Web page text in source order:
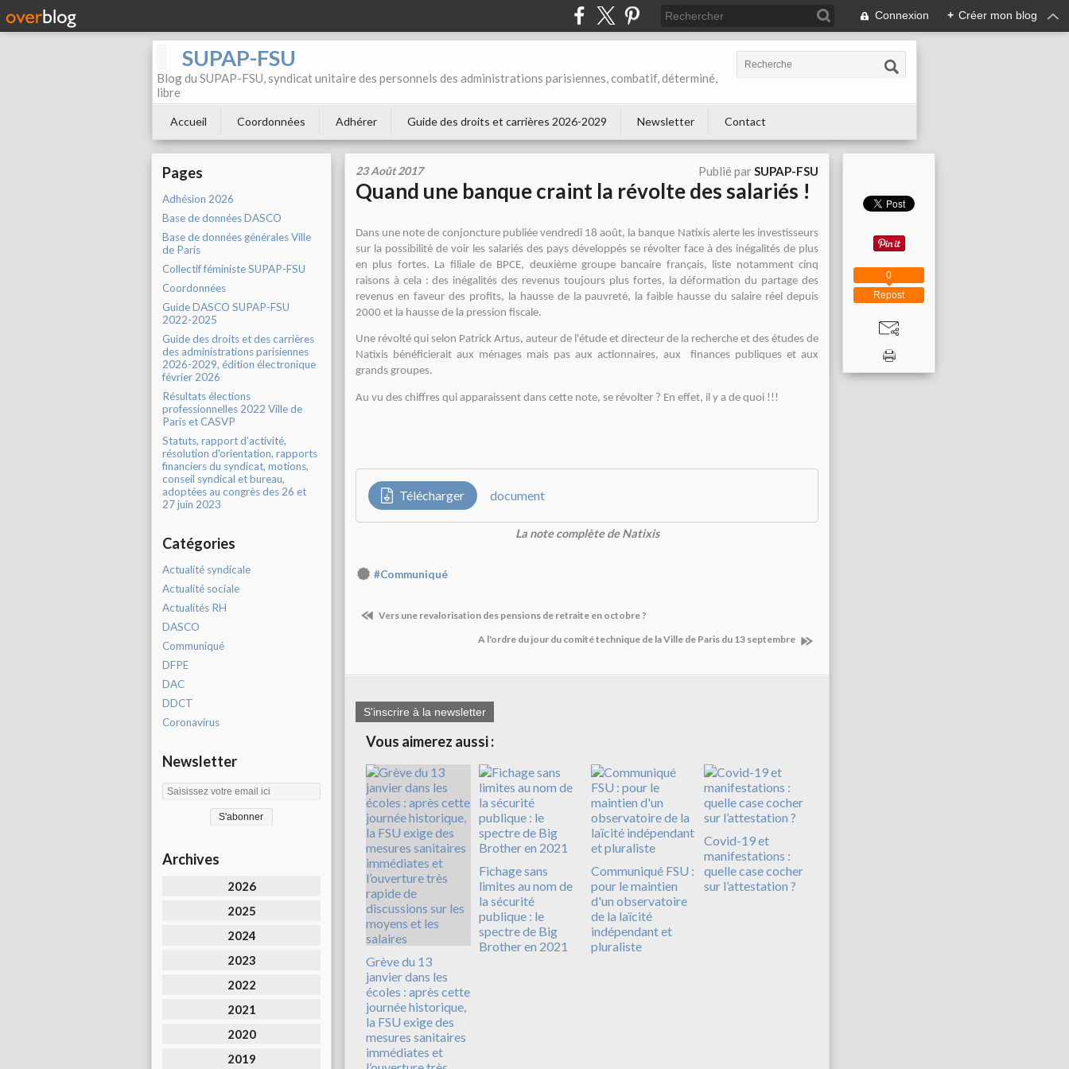
Connexion + Créer mon blog
SUPAP-FSU
Blog du SUPAP-FSU, syndicat unitaire des personnels des administrations parisiennes, combatif, déterminé,
libre
Accueil Coordonnées Adhérer Guide des droits et carrières 2026-2029 Newsletter Contact
Pages
Adhésion 2026
Base de données DASCO
Base de données générales Ville
de Paris
Collectif féministe SUPAP-FSU
Coordonnées
Guide DASCO SUPAP-FSU
2022-2025
Guide des droits et des carrières
des administrations parisiennes
2026-2029, édition électronique
février 2026
Résultats élections
professionnelles 2022 Ville de
Paris et CASVP
Statuts, rapport d'activité,
résolution d'orientation, rapports
financiers du syndicat, motions,
conseil syndical et bureau,
adoptées au congrès des 26 et
27 juin 2023
Catégories
Actualité syndicale
Actualité sociale
Actualités RH
DASCO
Communiqué
DFPE
DAC
DDCT
Coronavirus
Newsletter
Archives
2026
2025
2024
2023
2022
2021
2020
2019
23 Août 2017 Publié parSUPAP-FSU
Quand une banque craint la révolte des salariés !
Dans une note de conjoncture publiée vendredi 18 août, la banque Natixis alerte les investisseurs
sur la possibilité de voir les salariés des pays développés se révolter face à des inégalités de plus
en plus fortes. La filiale de BPCE, deuxième groupe bancaire français, liste notamment cinq
raisons à cela : des inégalités des revenus toujours plus fortes, la déformation du partage des
revenus en faveur des profits, la hausse de la pauvreté, la faible hausse du salaire réel depuis
2000 et la hausse de la pression fiscale.
Une révolté qui selon Patrick Artus, auteur de l'étude et directeur de la recherche et des études de
Natixis bénéficierait aux ménages mais pas aux actionnaires, aux finances publiques et aux
grands groupes.
Au vu des chiffres qui apparaissent dans cette note, se révolter ? En effet, il y a de quoi !!!
Télécharger document
La note complète de Natixis
#Communiqué
Vers une revalorisation des pensions de retraite en octobre ?
A l'ordre du jour du comité technique de la Ville de Paris du 13 septembre
S'inscrire à la newsletter
Vous aimerez aussi :
Grève du 13
janvier dans les
écoles : après cette
journée historique,
la FSU exige des
mesures sanitaires
immédiates et
Fichage sans
limites au nom de
la sécurité
publique : le
spectre de Big
Brother en 2021
Communiqué FSU :
pour le maintien
d'un observatoire
de la laïcité
indépendant et
pluraliste
Covid-19 et
manifestations :
quelle case cocher
sur l’attestation ?
Repost
0